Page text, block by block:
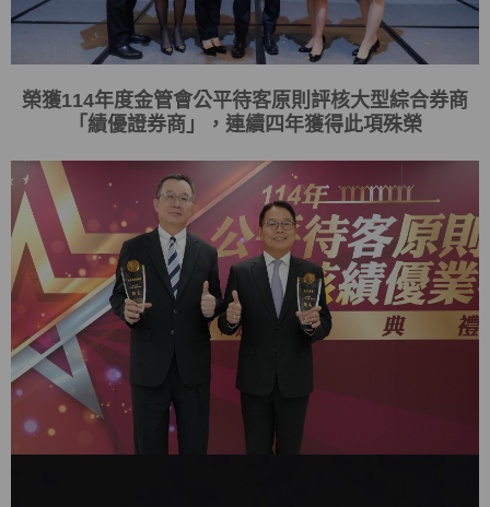
榮獲114年度金管會公平待客原則評核大型綜合券商
「 績優證券商 」，連續四年獲得此項殊榮